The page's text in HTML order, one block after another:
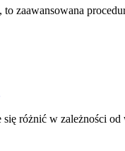
zaawansowana
się różnić w zależności